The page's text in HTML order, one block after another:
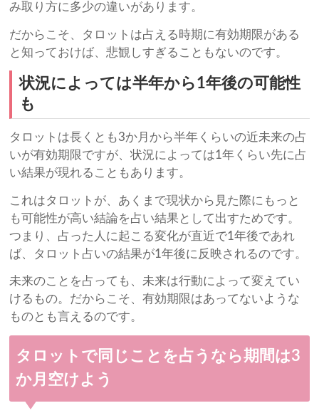
み取り方に多少の違いがあります。
だからこそ、タロットは占える時期に有効期限がある
と知っておけば、悲観しすぎることもないのです。
状況によっては半年から1年後の可能性
も
タロットは長くとも3か月から半年くらいの近未来の占
いが有効期限ですが、状況によっては1年くらい先に占
い結果が現れることもあります。
これはタロットが、あくまで現状から見た際にもっと
も可能性が高い結論を占い結果として出すためです。
つまり、占った人に起こる変化が直近で1年後であれ
ば、タロット占いの結果が1年後に反映されるのです。
未来のことを占っても、未来は行動によって変えてい
けるもの。だからこそ、有効期限はあってないような
ものとも言えるのです。
タロットで同じことを占うなら期間は3
か月空けよう